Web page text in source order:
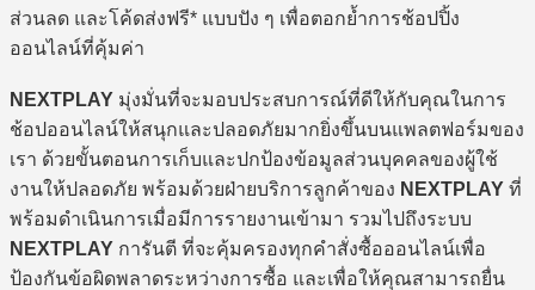
ส่วนลด และโค้ดส่งฟรี* แบบปัง ๆ เพื่อตอกย้ำการช้อปปิ้ง
ออนไลน์ที่คุ้มค่า
NEXTPLAY มุ่งมั่นที่จะมอบประสบการณ์ที่ดีให้กับคุณในการ
ช้อปออนไลน์ให้สนุกและปลอดภัยมากยิ่งขึ้นบนแพลตฟอร์มของ
เรา ด้วยขั้นตอนการเก็บและปกป้องข้อมูลส่วนบุคคลของผู้ใช้
งานให้ปลอดภัย พร้อมด้วยฝ่ายบริการลูกค้าของ NEXTPLAY ที่
พร้อมดำเนินการเมื่อมีการรายงานเข้ามา รวมไปถึงระบบ
NEXTPLAY การันตี ที่จะคุ้มครองทุกคำสั่งซื้อออนไลน์เพื่อ
ป้องกันข้อผิดพลาดระหว่างการซื้อ และเพื่อให้คุณสามารถยื่น